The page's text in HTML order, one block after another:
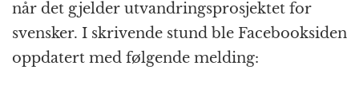
når det gjelder utvandringsprosjektet for
svensker. I skrivende stund ble Facebooksiden
oppdatert med følgende melding: